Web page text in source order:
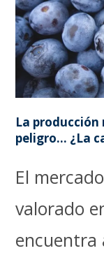
La
peligro… ¿La
El
valorado
encuentra